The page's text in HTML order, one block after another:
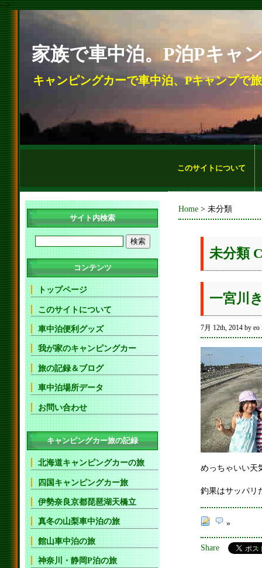
-->
家族で車中泊。P泊Pキャ
キャンピングカーで車中泊、Pキャンプで
このサイトについて
Home > 未分類
未分類
一宮川
7月 12th, 2014 by
めっちゃいい天
釣果はサッパリ
»
Share «
サイト内検索
コンテンツ
トップページ
このサイトについて
車中泊便利グッズ
我が家のキャンピングカー
旅の記録＆ブログ
車中泊場所データ
お問い合わせ
キャンピングカー旅の記録
北海道キャンピングカーの旅
四国キャンピングカー旅
伊勢奈良京都琵琶湖天橋立
真冬の山梨車中泊の旅
館山車中泊の旅
神奈川・静岡P泊の旅